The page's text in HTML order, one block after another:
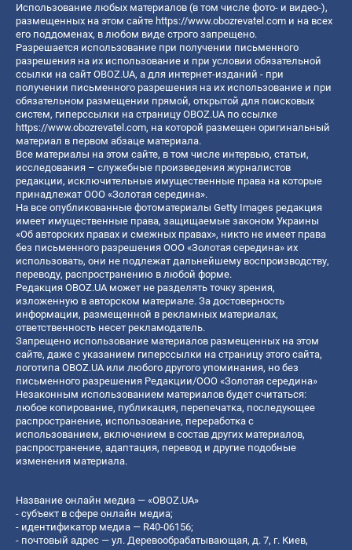
Использование любых материалов (в том числе фото- и видео-),
размещенных на этом сайте https://www.obozrevatel.com и на всех
его поддоменах, в любом виде строго запрещено.
Разрешается использование при получении письменного
разрешения на их использование и при условии обязательной
ссылки на сайт OBOZ.UA, а для интернет-изданий - при
получении письменного разрешения на их использование и при
обязательном размещении прямой, открытой для поисковых
систем, гиперссылки на страницу OBOZ.UA по ссылке
https://www.obozrevatel.com, на которой размещен оригинальный
материал в первом абзаце материала.
Все материалы на этом сайте, в том числе интервью, статьи,
исследования – служебные произведения журналистов
редакции, исключительные имущественные права на которые
принадлежат ООО «Золотая середина».
На все опубликованные фотоматериалы Getty Images редакция
имеет имущественные права, защищаемые законом Украины
«Об авторских правах и смежных правах», никто не имеет права
без письменного разрешения ООО «Золотая середина» их
использовать, они не подлежат дальнейшему воспроизводству,
переводу, распространению в любой форме.
Редакция OBOZ.UA может не разделять точку зрения,
изложенную в авторском материале. За достоверность
информации, размещенной в рекламных материалах,
ответственность несет рекламодатель.
Запрещено использование материалов размещенных на этом
сайте, даже с указанием гиперссылки на страницу этого сайта,
логотипа OBOZ.UA или любого другого упоминания, но без
письменного разрешения Редакции/ООО «Золотая середина»
Незаконным использованием материалов будет считаться:
любое копирование, публикация, перепечатка, последующее
распространение, использование, переработка с
использованием, включением в состав других материалов,
распространение, адаптация, перевод и другие подобные
изменения материала.
Название онлайн медиа — «OBOZ.UA»
- субъект в сфере онлайн медиа;
- идентификатор медиа — R40-06156;
- почтовый адрес — ул. Деревообрабатывающая, д. 7, г. Киев,